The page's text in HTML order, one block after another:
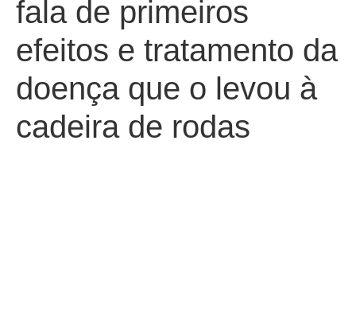
fala de primeiros
efeitos e tratamento da
doença que o levou à
cadeira de rodas